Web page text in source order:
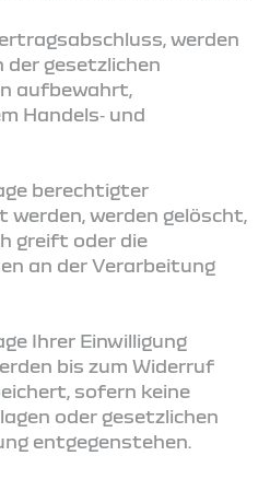
werden
der gesetzlichen
aufbewahrt,
Handels‑ und
berechtigter
werden gelöscht,
greift oder die
an der Verarbeitung
Ihrer Einwilligung
bis zum Widerruf
sofern keine
oder gesetzlichen
entgegenstehen.